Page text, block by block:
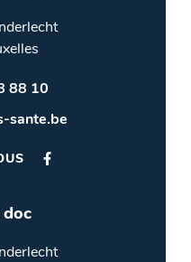
88 10
sante.be
doc